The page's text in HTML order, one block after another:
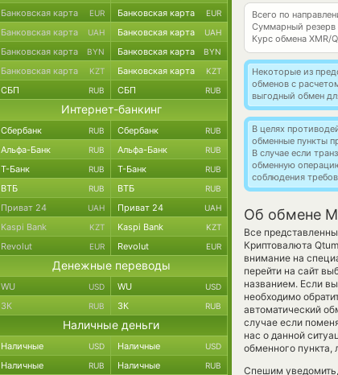
Всего по
Суммарный резерв
Курс обмена XMR/
Некоторые из
обменов с
выгодный обмен
В целях
обменные пункты
В случае если
обменную
соблюдения
Об обмене
Все
Криптовалюта
внимание на
перейти на сайт
названием. Если
необходимо
автоматический
случае если
нас о данной
обменного пункта,
Спешим
Банковская карта EUR Банковская карта EUR
Банковская карта UAH Банковская карта UAH
Банковская карта BYN Банковская карта BYN
Банковская карта KZT Банковская карта KZT
СБП RUB СБП RUB
Интернет-банкинг
Сбербанк RUB Сбербанк RUB
Альфа-Банк RUB Альфа-Банк RUB
Т-Банк RUB Т-Банк RUB
ВТБ RUB ВТБ RUB
Приват 24 UAH Приват 24 UAH
Kaspi Bank KZT Kaspi Bank KZT
Revolut EUR Revolut EUR
Денежные переводы
WU USD WU USD
ЗК RUB ЗК RUB
Наличные деньги
Наличные USD Наличные USD
Наличные RUB Наличные RUB